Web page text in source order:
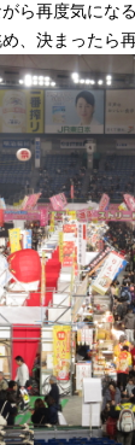
ら再度気にな
、決まったら